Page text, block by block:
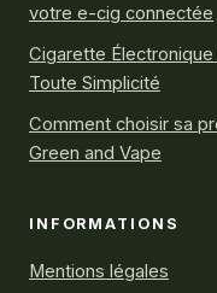
votre e-cig connectée
Cigarette
Toute Simplicité
Comment choisir sa
Green and Vape
INFORMATIONS
Mentions légales